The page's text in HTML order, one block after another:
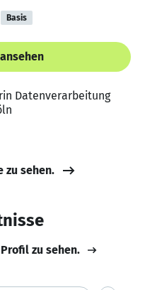
Basis
Datenverarbeitung
zu sehen.
zu sehen.